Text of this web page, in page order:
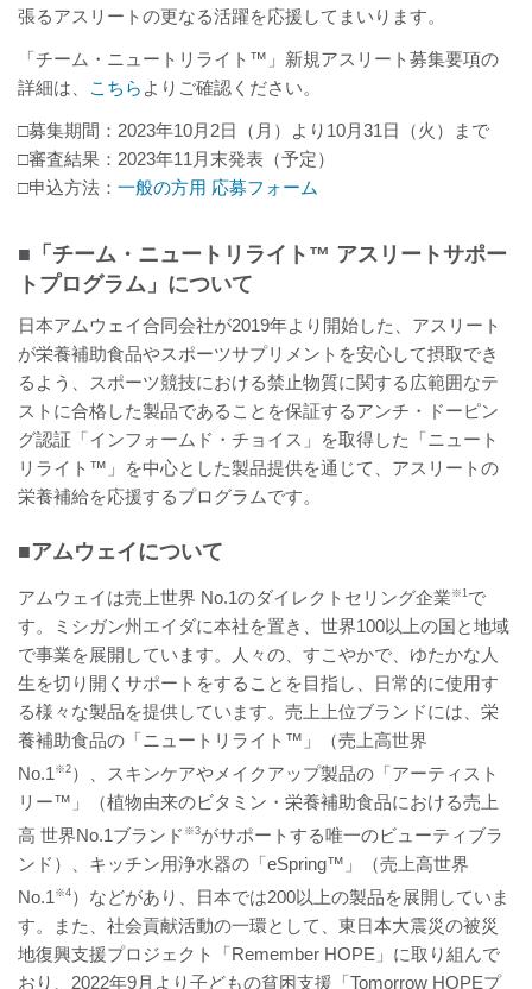
張るアスリートの更なる活躍を応援してまいります。
「チーム・ニュートリライト™」新規アスリート募集要項の
詳細は、
こちら よりご確認ください。
□募集期間：2023年10月2日（月）より10月31日（火）まで
□審査結果：2023年11月末発表（予定）
□申込方法： 一般の方用 応募フォーム
■「チーム・ニュートリライト™ アスリートサポー
トプログラム」について
日本アムウェイ合同会社が2019年より開始した、アスリート
が栄養補助食品やスポーツサプリメントを安心して摂取でき
るよう、スポーツ競技における禁止物質に関する広範囲なテ
ストに合格した製品であることを保証するアンチ・ドーピン
グ認証「インフォームド・チョイス」を取得した「ニュート
リライト™」を中心とした製品提供を通じて、アスリートの
栄養補給を応援するプログラムです。
■アムウェイについて
アムウェイは売上世界 No.1のダイレクトセリング企業 ※1で
す。ミシガン州エイダに本社を置き、世界100以上の国と地域
で事業を展開しています。人々の、すこやかで、ゆたかな人
生を切り開くサポートをすることを目指し、日常的に使用す
る様々な製品を提供しています。売上上位ブランドには、栄
養補助食品の「ニュートリライト™」（売上高世界
No.1※2 ）、スキンケアやメイクアップ製品の「アーティスト
リー™」（植物由来のビタミン・栄養補助食品における売上
高 世界No.1ブランド ※3がサポートする唯一のビューティブラ
ンド）、キッチン用浄水器の「eSpring™」（売上高世界
No.1※4 ）などがあり、日本では200以上の製品を展開していま
す。また、社会貢献活動の一環として、東日本大震災の被災
地復興支援プロジェクト「Remember HOPE」に取り組んで
おり、2022年9月より子どもの貧困支援「Tomorrow HOPEプ